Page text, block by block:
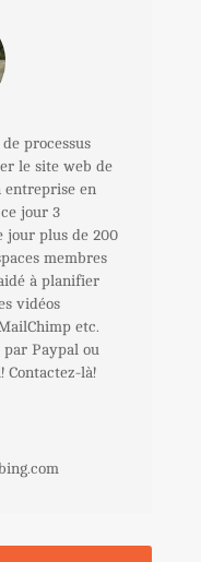
processus
le site web de
entreprise en
jour 3
jour plus de 200
membres
à planifier
vidéos
etc.
Paypal ou
Contactez-là!